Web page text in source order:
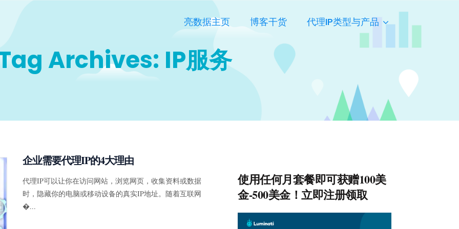
亮数据主页 博客干货 代理IP类型与产品
Archives: IP服务
企业需要代理IP的4大理由
代理IP可以让你在访问网站，浏览网页，收集资料或数据
时，隐藏你的电脑或移动设备的真实IP地址。随着互联网
�...
使用任何月套餐即可获赠100美
金-500美金！立即注册领取